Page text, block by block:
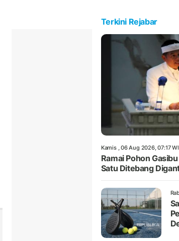
Terkini Rejabar
Kamis , 06 Aug 2026, 07:17
Ramai Pohon
Satu Ditebang